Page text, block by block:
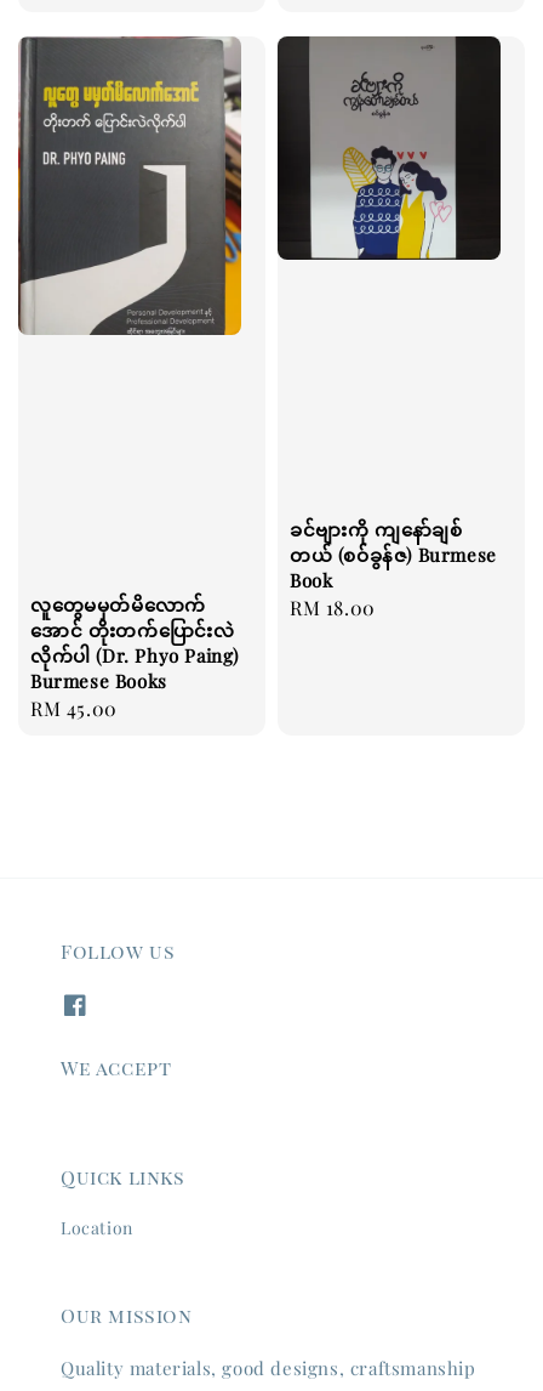
လူတွေမမှတ်မိလောက်
အောင် တိုးတက်ပြောင်းလဲ
လိုက်ပါ (Dr. Phyo Paing)
Burmese Books
Regular
RM 45.00
ခင်ဗျားကို ကျနော်ချစ်
တယ် (စဝ်ခွန်ဇ) Burmese
Book
Regular
RM 18.00
Follow us
We accept
Quick links
Location
Our mission
Quality materials, good designs, craftsmanship